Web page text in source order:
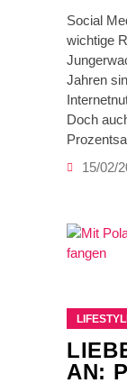
Social
wichtige
Jahren
Doch
15/02/
AN: